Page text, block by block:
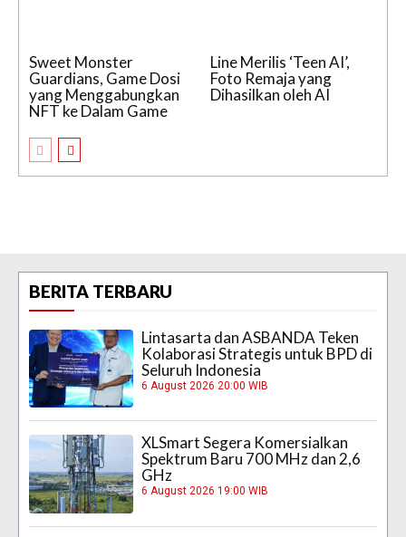
Sweet Monster
Guardians, Game Dosi
yang Menggabungkan
NFT ke Dalam Game
Line Merilis ‘Teen AI’,
Foto Remaja yang
Dihasilkan oleh AI
BERITA TERBARU
Lintasarta dan ASBANDA Teken
Kolaborasi Strategis untuk BPD di
Seluruh Indonesia
6 August 2026 20:00 WIB
XLSmart Segera Komersialkan
Spektrum Baru 700 MHz dan 2,6
GHz
6 August 2026 19:00 WIB